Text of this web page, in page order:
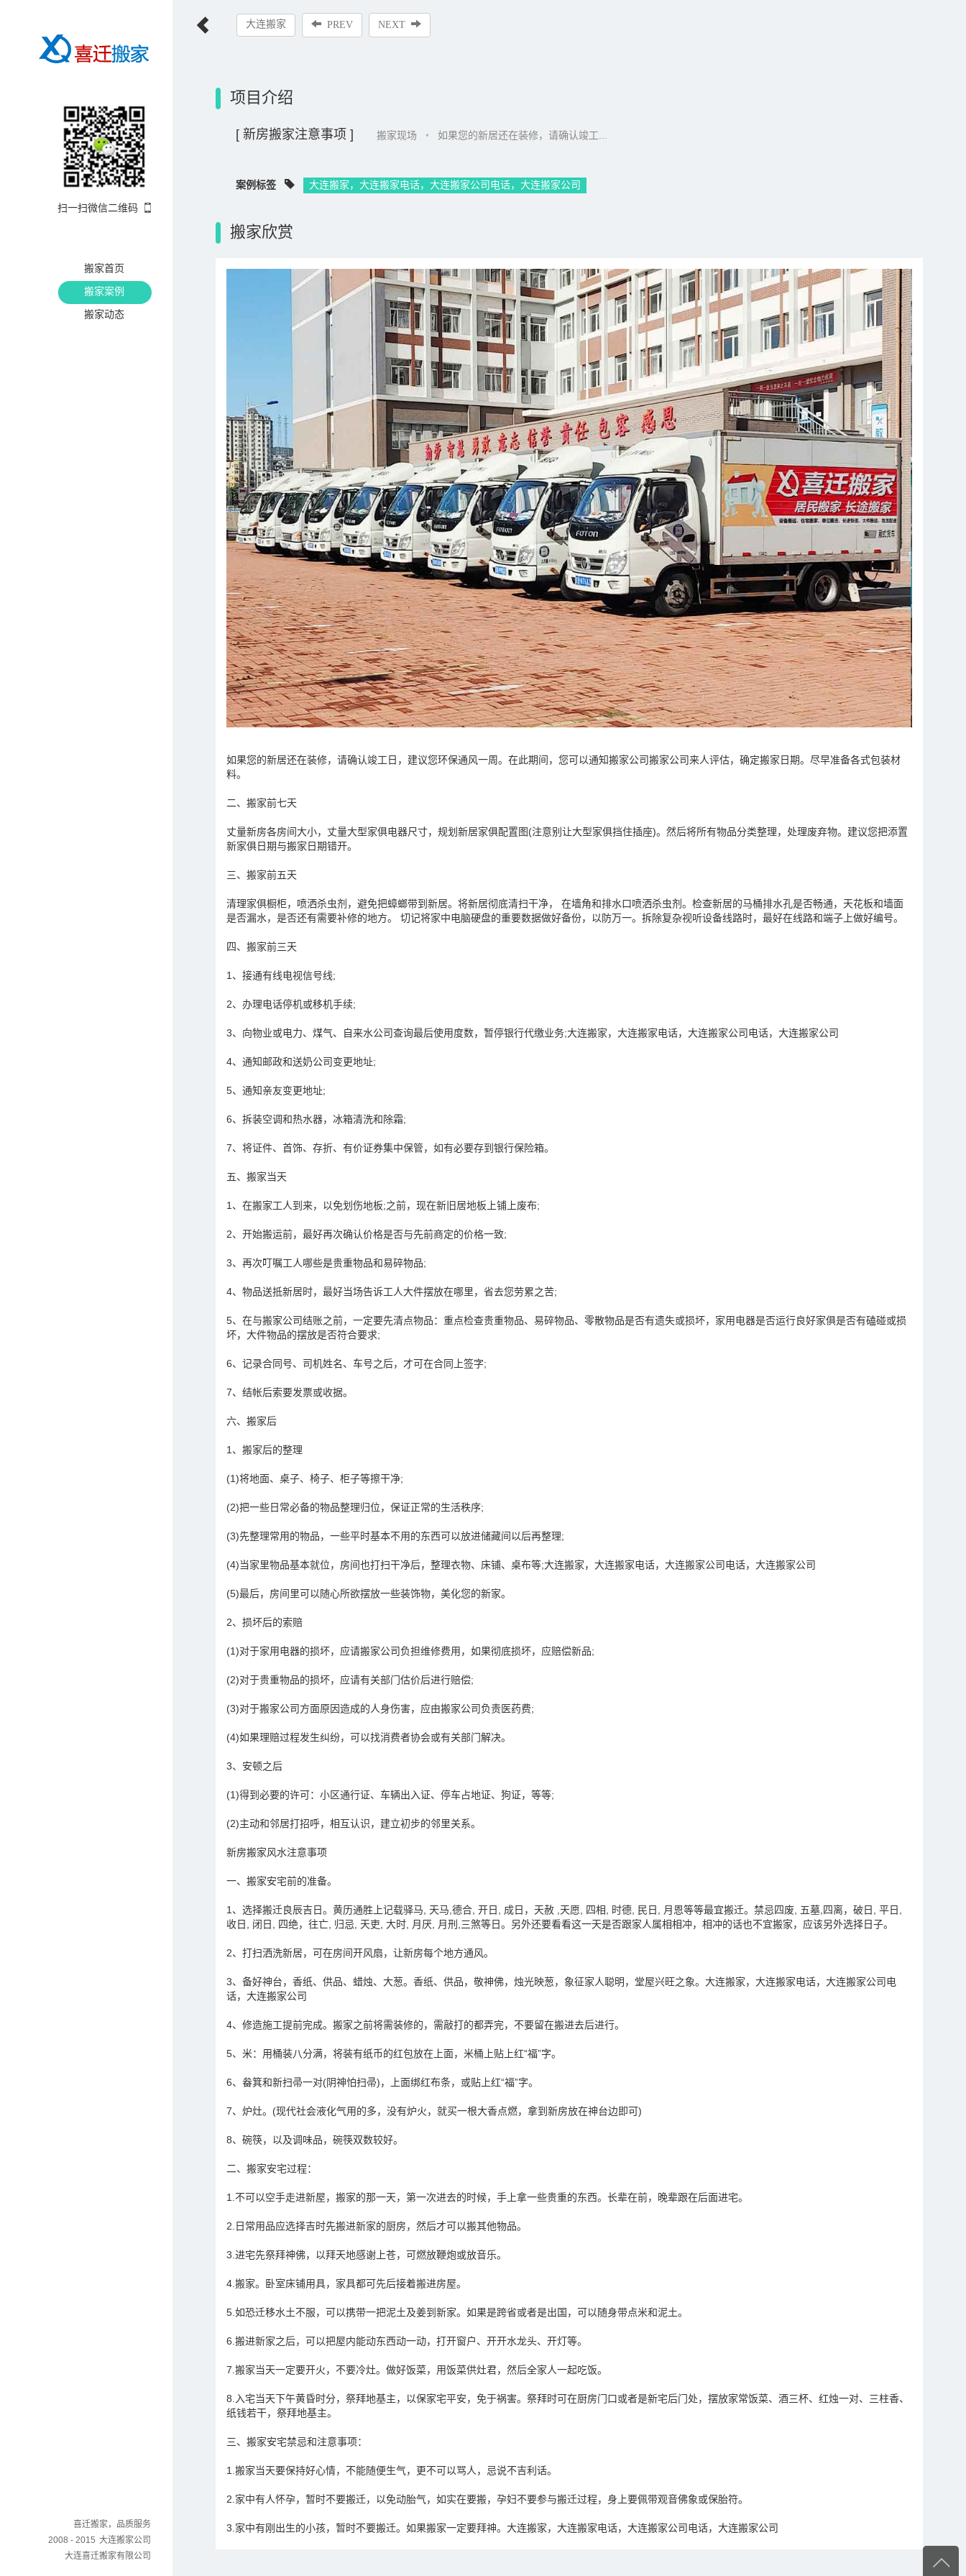
扫一扫微信二维码
搬家首页
搬家案例
搬家动态
喜迁搬家，品质服务
2008 - 2015 大连搬家公司
大连喜迁搬家有限公司
大连搬家 PREV NEXT
项目介绍
[ 新房搬家注意事项 ] 搬家现场 • 如果您的新居还在装修，请确认竣工...
案例标签 大连搬家，大连搬家电话，大连搬家公司电话，大连搬家公司
搬家欣赏
如果您的新居还在装修，请确认竣工日，建议您环保通风一周。在此期间，您可以通知搬家公司搬家公司来人评估，确定搬家日期。尽早准备各式包装材
料。
二、搬家前七天
丈量新房各房间大小，丈量大型家俱电器尺寸，规划新居家俱配置图(注意别让大型家俱挡住插座)。然后将所有物品分类整理，处理废弃物。建议您把添置
新家俱日期与搬家日期错开。
三、搬家前五天
清理家俱橱柜，喷洒杀虫剂，避免把蟑螂带到新居。将新居彻底清扫干净， 在墙角和排水口喷洒杀虫剂。检查新居的马桶排水孔是否畅通，天花板和墙面
是否漏水，是否还有需要补修的地方。 切记将家中电脑硬盘的重要数据做好备份，以防万一。拆除复杂视听设备线路时，最好在线路和端子上做好编号。
四、搬家前三天
1、接通有线电视信号线;
2、办理电话停机或移机手续;
3、向物业或电力、煤气、自来水公司查询最后使用度数，暂停银行代缴业务;大连搬家，大连搬家电话，大连搬家公司电话，大连搬家公司
4、通知邮政和送奶公司变更地址;
5、通知亲友变更地址;
6、拆装空调和热水器，冰箱清洗和除霜;
7、将证件、首饰、存折、有价证券集中保管，如有必要存到银行保险箱。
五、搬家当天
1、在搬家工人到来，以免划伤地板;之前，现在新旧居地板上铺上废布;
2、开始搬运前，最好再次确认价格是否与先前商定的价格一致;
3、再次叮嘱工人哪些是贵重物品和易碎物品;
4、物品送抵新居时，最好当场告诉工人大件摆放在哪里，省去您劳累之苦;
5、在与搬家公司结账之前，一定要先清点物品：重点检查贵重物品、易碎物品、零散物品是否有遗失或损坏，家用电器是否运行良好家俱是否有磕碰或损
坏，大件物品的摆放是否符合要求;
6、记录合同号、司机姓名、车号之后，才可在合同上签字;
7、结帐后索要发票或收据。
六、搬家后
1、搬家后的整理
(1)将地面、桌子、椅子、柜子等擦干净;
(2)把一些日常必备的物品整理归位，保证正常的生活秩序;
(3)先整理常用的物品，一些平时基本不用的东西可以放进储藏间以后再整理;
(4)当家里物品基本就位，房间也打扫干净后，整理衣物、床铺、桌布等;大连搬家，大连搬家电话，大连搬家公司电话，大连搬家公司
(5)最后，房间里可以随心所欲摆放一些装饰物，美化您的新家。
2、损坏后的索赔
(1)对于家用电器的损坏，应请搬家公司负担维修费用，如果彻底损坏，应赔偿新品;
(2)对于贵重物品的损坏，应请有关部门估价后进行赔偿;
(3)对于搬家公司方面原因造成的人身伤害，应由搬家公司负责医药费;
(4)如果理赔过程发生纠纷，可以找消费者协会或有关部门解决。
3、安顿之后
(1)得到必要的许可：小区通行证、车辆出入证、停车占地证、狗证，等等;
(2)主动和邻居打招呼，相互认识，建立初步的邻里关系。
新房搬家风水注意事项
一、搬家安宅前的准备。
1、选择搬迁良辰吉日。黄历通胜上记载驿马, 天马,德合, 开日, 成日，天赦 ,天愿, 四相, 时德, 民日, 月恩等等最宜搬迁。禁忌四废, 五墓,四离，破日, 平日,
收日, 闭日, 四绝，往亡, 归忌, 天吏, 大时, 月厌, 月刑,三煞等日。另外还要看看这一天是否跟家人属相相冲，相冲的话也不宜搬家，应该另外选择日子。
2、打扫洒洗新居，可在房间开风扇，让新房每个地方通风。
3、备好神台，香纸、供品、蜡烛、大葱。香纸、供品，敬神佛，烛光映葱，象征家人聪明，堂屋兴旺之象。大连搬家，大连搬家电话，大连搬家公司电
话，大连搬家公司
4、修造施工提前完成。搬家之前将需装修的，需敲打的都弄完，不要留在搬进去后进行。
5、米：用桶装八分满，将装有纸币的红包放在上面，米桶上贴上红“福”字。
6、畚箕和新扫帚一对(阴神怕扫帚)，上面绑红布条，或贴上红“福”字。
7、炉灶。(现代社会液化气用的多，没有炉火，就买一根大香点燃，拿到新房放在神台边即可)
8、碗筷，以及调味品，碗筷双数较好。
二、搬家安宅过程：
1.不可以空手走进新屋，搬家的那一天，第一次进去的时候，手上拿一些贵重的东西。长辈在前，晚辈跟在后面进宅。
2.日常用品应选择吉时先搬进新家的厨房，然后才可以搬其他物品。
3.进宅先祭拜神佛，以拜天地感谢上苍，可燃放鞭炮或放音乐。
4.搬家。卧室床铺用具，家具都可先后接着搬进房屋。
5.如恐迁移水土不服，可以携带一把泥土及姜到新家。如果是跨省或者是出国，可以随身带点米和泥土。
6.搬进新家之后，可以把屋内能动东西动一动，打开窗户、开开水龙头、开灯等。
7.搬家当天一定要开火，不要冷灶。做好饭菜，用饭菜供灶君，然后全家人一起吃饭。
8.入宅当天下午黄昏时分，祭拜地基主，以保家宅平安，免于祸害。祭拜时可在厨房门口或者是新宅后门处，摆放家常饭菜、酒三杯、红烛一对、三柱香、
纸钱若干，祭拜地基主。
三、搬家安宅禁忌和注意事项：
1.搬家当天要保持好心情，不能随便生气，更不可以骂人，忌说不吉利话。
2.家中有人怀孕，暂时不要搬迁，以免动胎气，如实在要搬，孕妇不要参与搬迁过程，身上要佩带观音佛象或保胎符。
3.家中有刚出生的小孩，暂时不要搬迁。如果搬家一定要拜神。大连搬家，大连搬家电话，大连搬家公司电话，大连搬家公司